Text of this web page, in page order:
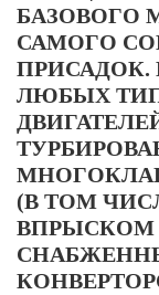
БАЗОВОГО
САМОГО
ПРИСАДОК.
ЛЮБЫХ
(В ТОМ
ВПРЫСКОМ